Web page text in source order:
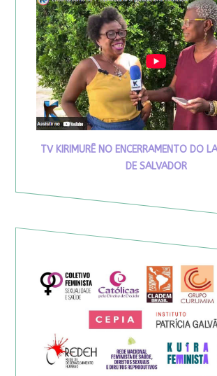
TV KIRIMURÊ NO ENCERRAMENTO DO
DE SALVADOR